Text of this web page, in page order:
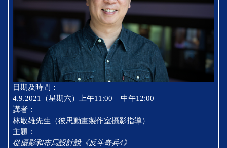
日期及時間：
4.9.2021（星期六）上午11:00 – 中午12:00
講者：
林敬雄先生（彼思動畫製作室攝影指導）
主題：
從攝影和布局設計說《反斗奇兵4》